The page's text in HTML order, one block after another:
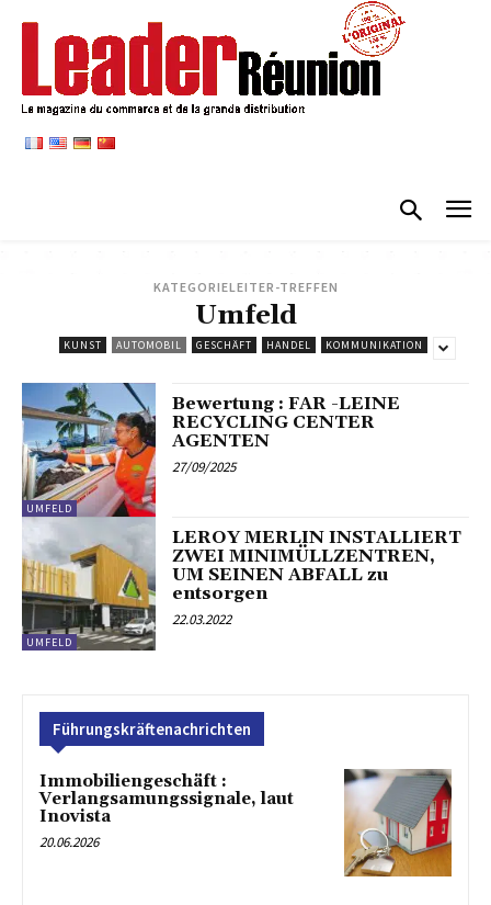
KATEGORIELEITER-TREFFEN
Umfeld
KUNST AUTOMOBIL GESCHÄFT HANDEL KOMMUNIKATION
UMFELD
Bewertung : FAR -LEINE
RECYCLING CENTER
AGENTEN
27/09/2025
UMFELD
LEROY MERLIN INSTALLIERT
ZWEI MINIMÜLLZENTREN,
UM SEINEN ABFALL zu
entsorgen
22.03.2022
Führungskräftenachrichten
Immobiliengeschäft :
Verlangsamungssignale, laut
Inovista
20.06.2026